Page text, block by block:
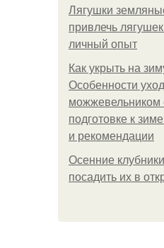
Лягушки
привлечь
личный опыт
Как укрыть на
Особенности
можжевельником
подготовке к
и рекомендации
Осенние
посадить их в